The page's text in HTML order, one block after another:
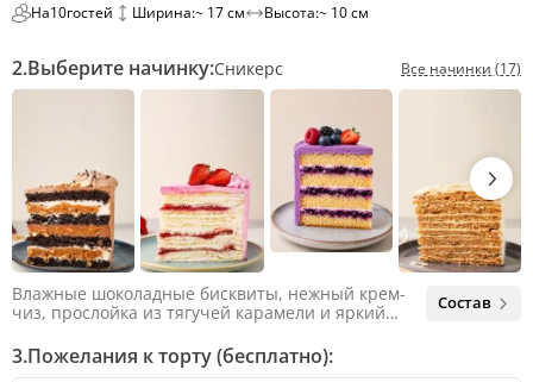
На10гостей Ширина:~ 17 см Высота:~ 10 см
2.Выберите начинку:Сникерс Все начинки (17)
Влажные шоколадные бисквиты, нежный крем-
чиз, прослойка из тягучей карамели и яркий
яркий вкус шоколада и тягучей карамели, не
оставляя ни единого шанса остаться
Состав
3.Пожелания к торту (бесплатно):